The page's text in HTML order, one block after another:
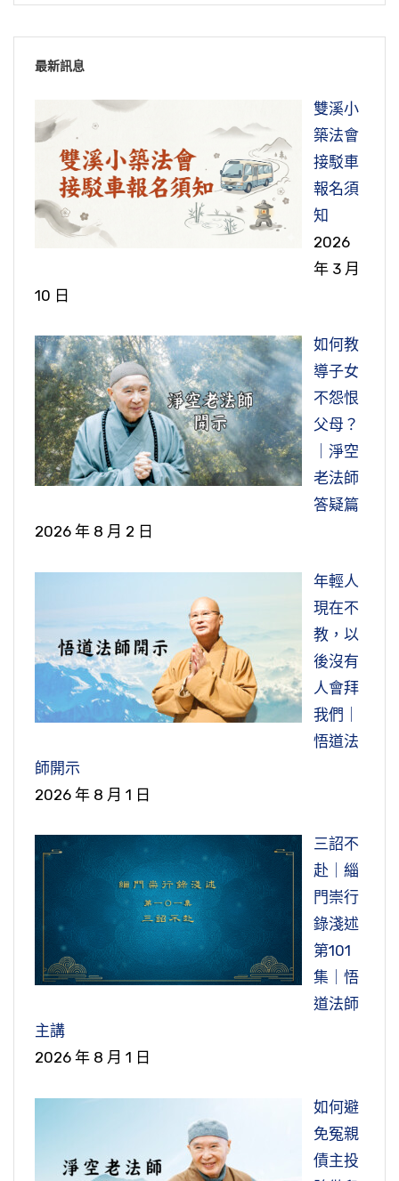
最新訊息
雙溪小
築法會
接駁車
報名須
知
2026
年 3 月
10 日
如何教
導子女
不怨恨
父母？
｜淨空
老法師
答疑篇
2026 年 8 月 2 日
年輕人
現在不
教，以
後沒有
人會拜
我們｜
悟道法
師開示
2026 年 8 月 1 日
三詔不
赴｜緇
門崇行
錄淺述
第101
集｜悟
道法師
主講
2026 年 8 月 1 日
如何避
免冤親
債主投